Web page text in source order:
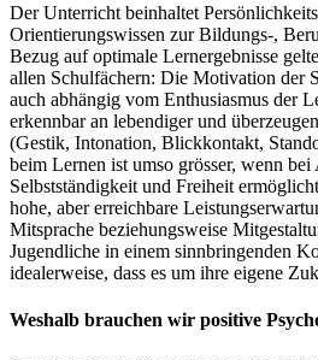
Der Unterricht beinhaltet
Orientierungswissen zur Bildungs-,
Bezug auf optimale Lernergebnisse
allen Schulfächern: Die Motivation der
auch abhängig vom Enthusiasmus der
erkennbar an lebendiger und
(Gestik, Intonation, Blickkontakt,
beim Lernen ist umso grösser, wenn
Selbstständigkeit und Freiheit
hohe, aber erreichbare
Mitsprache beziehungsweise
Jugendliche in einem sinnbringenden
idealerweise, dass es um ihre eigene
Weshalb brauchen wir positive